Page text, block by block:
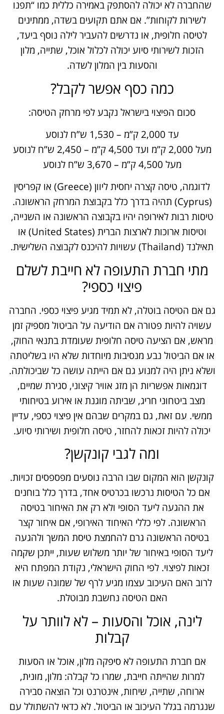
שהחברה לא יכולה להסתפק באמירה כללית כמו “תפנו
לשירות לקוחות”. אם אתם תקועים בשדה, ממתינים
לטיסה חלופית, או נדרשים להעביר לילה נוסף ביעד,
הזכות לשירותי סיוע יכולה לכלול אוכל, שתייה, מלון
והסעות בין המלון לשדה.
כמה כסף אפשר לקבל?
סכום הפיצוי בישראל נקבע לפי מרחק הטיסה:
עד 2,000 ק”מ – 1,530 ש”ח לנוסע
מעל 2,000 ק”מ ועד 4,500 ק”מ – 2,450 ש”ח לנוסע
מעל 4,500 ק”מ – 3,670 ש”ח לנוסע
לדוגמה, טיסה קצרה יחסית ליוון (Greece) או קפריסין
(Cyprus) תהיה בדרך כלל בקבוצת המרחק הראשונה.
טיסות רבות לאירופה יהיו בקבוצה הראשונה או השנייה,
וטיסות ארוכות לארצות הברית (United States) או
תאילנד (Thailand) עשויות להיכנס לקבוצה השלישית.
מתי חברת התעופה לא חייבת לשלם
פיצוי כספי?
גם אם הטיסה בוטלה, לא תמיד מגיע פיצוי כספי. החברה
עשויה להיות פטורה אם הודיעה על הביטול מספיק זמן
מראש, אם הציעה טיסה חלופית שעומדת בתנאי החוק,
או אם הביטול נבע מנסיבות מיוחדות שלא היו בשליטתה
ושלא ניתן היה למנוע גם אם הייתה עושה כל שביכולתה.
דוגמאות אפשריות הן מזג אוויר קיצוני, סגירת שמיים,
מצב ביטחוני חריג, שביתה מוגנת או אירוע בטיחותי
ממשי. עם זאת, גם במקרים שבהם אין פיצוי כספי, עדיין
יכולה להיות זכאות להחזר, טיסה חלופית ושירותי סיוע.
ומה לגבי קונקשן?
קונקשן הוא המקום שבו הרבה נוסעים מפספסים זכויות.
אם כל הטיסות נרכשו בכרטיס אחד, בדרך כלל בוחנים
את ההגעה ליעד הסופי ולא רק את האיחור בטיסה
הראשונה. לפי כללי האיחוד האירופי, אם איחור קצר
בטיסה הראשונה גרם להחמצת טיסת המשך ולהגעה
ליעד הסופי באיחור של יותר משלוש שעות, ייתכן שקמה
זכאות לפיצוי. לפי החוק הישראלי, נקודת המפתח היא
לרוב האם העיכוב עצמו מגיע לרף של שמונה שעות או
האם הטיסה נחשבת מבוטלת.
לינה, אוכל והסעות – לא לוותר על
קבלות
אם חברת התעופה לא סיפקה מלון, אוכל או הסעות
למרות שהייתה חייבת, שמרו כל קבלה: מלון, מונית,
ארוחה, שתייה, שיחות, אינטרנט וכל הוצאה סבירה
שנגרמה בגלל העיכוב או הביטול. לא כדאי להשתולל עם